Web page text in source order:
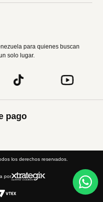
para quienes buscan
solo lugar.
pago
los derechos reservados.
por